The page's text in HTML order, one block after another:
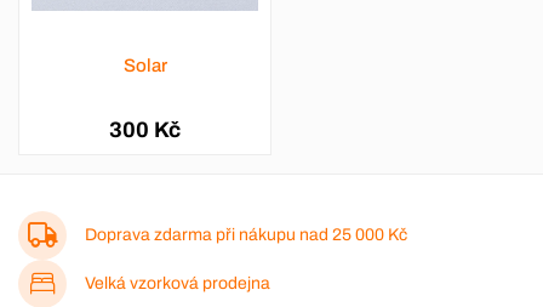
Solar
300 Kč
Doprava zdarma při nákupu nad 25 000 Kč
Velká vzorková prodejna